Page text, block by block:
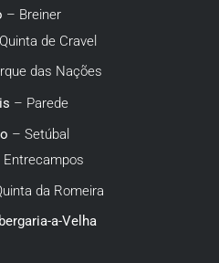
– Breiner
de Cravel
das Nações
– Parede
– Setúbal
da Romeira
a-Velha